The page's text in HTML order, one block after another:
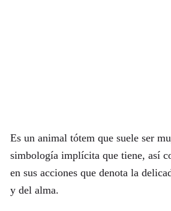
Es un animal tótem que suele ser
simbología implícita que tiene, así
en sus acciones que denota la
y del alma.